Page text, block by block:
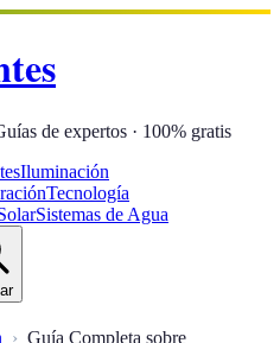
de expertos · 100% gratis
Iluminación
Tecnología
Sistemas de Agua
Guía Completa sobre